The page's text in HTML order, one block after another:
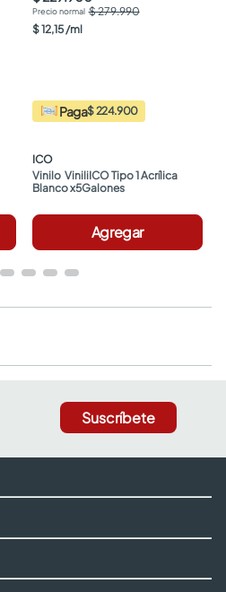
$ 279.990
$12,15 /ml
Paga$ 224.900
ICO
Vinilo  ViniliICO Tipo 1 Acrílica
Blanco x5Galones
Agregar
Suscríbete